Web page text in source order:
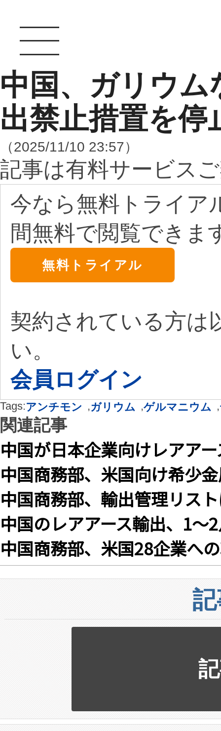
中国、ガリウム
出禁止措置を停
（2025/11/10 23:57）
記事は有料サービス
今なら無料トライア
間無料で閲覧できま
無料トライアル
契約されている方は
い。
会員ログイン
Tags:アンチモン ,ガリウム ,ゲルマニウム ,
関連記事
中国が日本企業向けレアア
中国商務部、米国向け希少
中国商務部、輸出管理リス
中国のレアアース輸出、1〜
中国商務部、米国28企業へ